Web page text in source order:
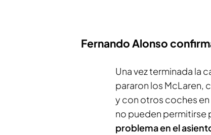
Fernando Alonso
Una vez terminada la
pararon los McLaren,
y con otros coches
no pueden permitirse
problema en el